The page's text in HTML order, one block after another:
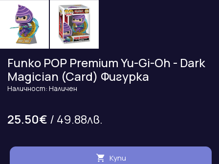
Funko POP Premium Yu-Gi-Oh - Dark
Magician (Card) Фигурка
Наличност: Наличен
25.50€ / 49.88лв.
Купи